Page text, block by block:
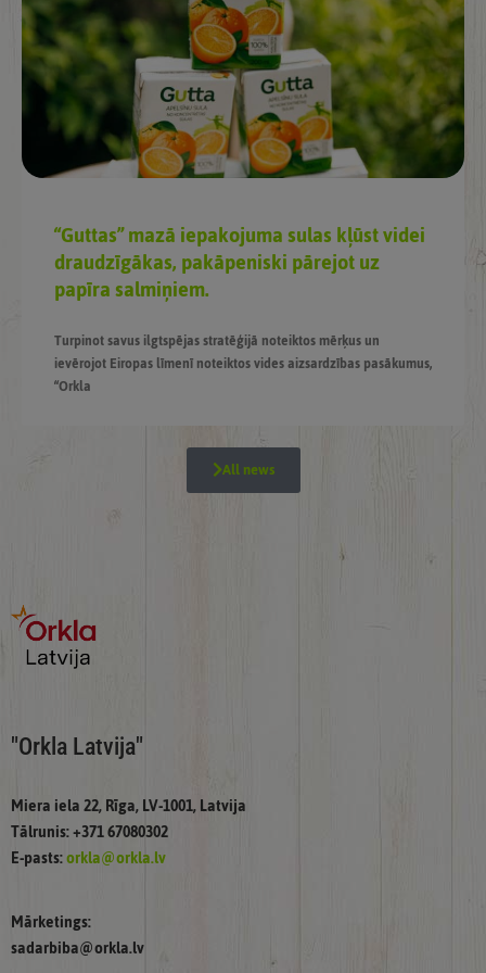
“Guttas” mazā iepakojuma sulas kļūst videi
draudzīgākas, pakāpeniski pārejot uz
papīra salmiņiem.
Turpinot savus ilgtspējas stratēģijā noteiktos mērķus un
ievērojot Eiropas līmenī noteiktos vides aizsardzības pasākumus,
“Orkla
All news
"Orkla Latvija"
Miera iela 22, Rīga, LV-1001, Latvija
Tālrunis: +371 67080302
E-pasts:orkla@orkla.lv
Mārketings:
sadarbiba@orkla.lv